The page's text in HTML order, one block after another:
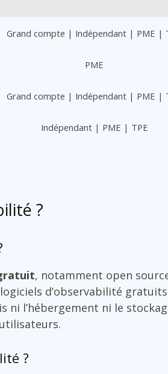
Grand compte | Indépendant | PME |
PME
Grand compte | Indépendant | PME |
Indépendant | PME | TPE
?
, notamment open
d’observabilité
l’hébergement ni le
?